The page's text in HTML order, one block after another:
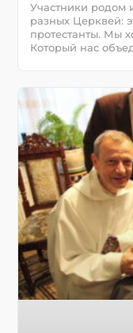
Участники родом
разных Церквей:
протестанты. Мы
Который нас